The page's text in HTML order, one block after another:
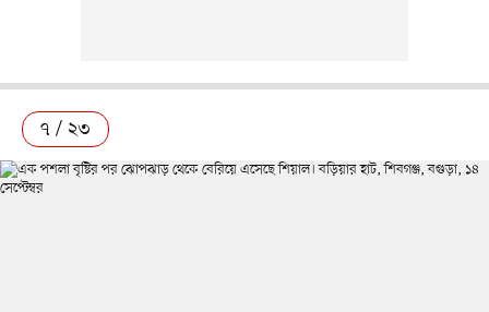
৭ / ২৩